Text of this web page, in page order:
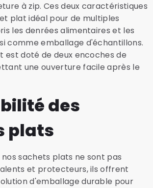
à zip. Ces deux caractéristiques
plat idéal pour de multiples
les denrées alimentaires et les
comme emballage d'échantillons.
est doté de deux encoches de
une ouverture facile après le
des
plats
nos sachets plats ne sont pas
et protecteurs, ils offrent
d'emballage durable pour